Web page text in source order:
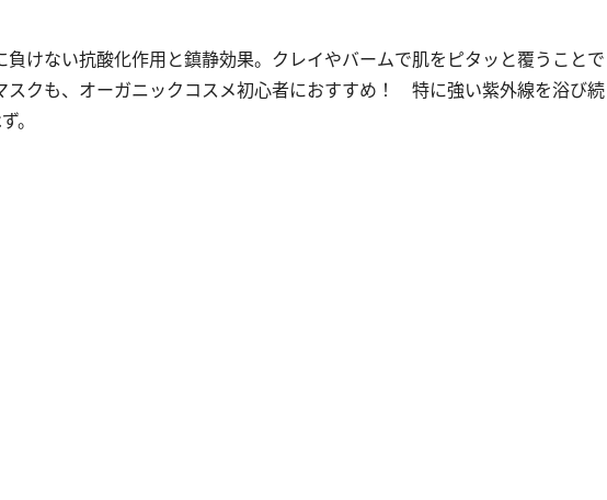
けない抗酸化作用と鎮静効果。クレイやバームで肌をピタッと覆うことで
スクも、オーガニックコスメ初心者におすすめ！ 特に強い紫外線を浴び続
。